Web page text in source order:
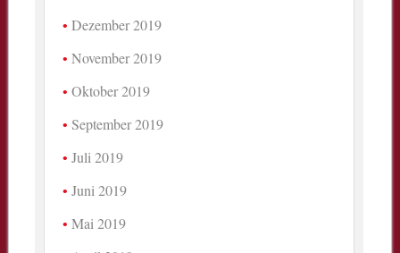
Dezember 2019
November 2019
Oktober 2019
September 2019
Juli 2019
Juni 2019
Mai 2019